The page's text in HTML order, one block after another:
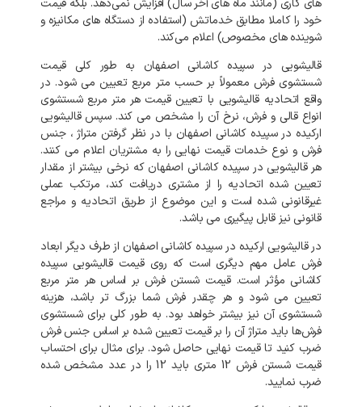
های کاری (مانند ماه‌ های آخرسال) افزایش نمی‌دهد. بلکه قیمت
خود را کاملا مطابق خدماتش (استفاده از دستگاه های مکانیزه و
شوینده‌ های مخصوص) اعلام می‌کند.
قالیشویی
در سپیده کاشانی اصفهان به طور کلی قیمت
شستشوی فرش معمولاً بر حسب متر مربع تعیین می شود. در
واقع اتحادیه قالیشویی با تعیین قیمت هر متر مربع شستشوی
انواع قالی و فرش، نرخ آن را مشخص می کند.سپس قالیشویی
ارکیده در سپیده کاشانی اصفهان با در نظر گرفتن متراژ ، جنس
فرش و نوع خدمات قیمت نهایی را به مشتریان اعلام می کنند.
هر قالیشویی در سپیده کاشانی اصفهان که نرخی بیشتر از مقدار
تعیین شده اتحادیه را از مشتری دریافت کند، مرتکب عملی
غیرقانونی شده است و این موضوع از طریق اتحادیه و مراجع
قانونی نیزقابل پیگیری می باشد.
درقالیشویی ارکیده درسپیده کاشانی اصفهان از طرف دیگر ابعاد
فرش عامل مهم دیگری است که روی قیمت قالیشویی سپیده
کاشانی مؤثر است. قیمت شستن فرش بر اساس هر متر مربع
تعیین می شود و هر چقدر فرش شما بزرگ تر باشد، هزینه
شستشوی آن نیز بیشتر خواهد بود. به طور کلی برای شستشوی
فرش‌ها باید متراژآن را برقیمت تعیین شده بر اساس جنس فرش
ضرب کنید تا قیمت نهایی حاصل شود. برای مثال برای احتساب
قیمت شستن فرش متری باید12 را در عدد مشخص شده
ضرب نمایید.